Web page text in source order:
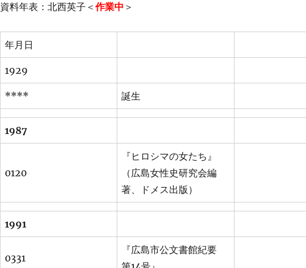
資料年表：北西英子＜ 作業中 ＞
年月日
1929
**** 誕生
1987
0120
『ヒロシマの女たち』
（広島女性史研究会編
著、ドメス出版）
1991
0331
『広島市公文書館紀要